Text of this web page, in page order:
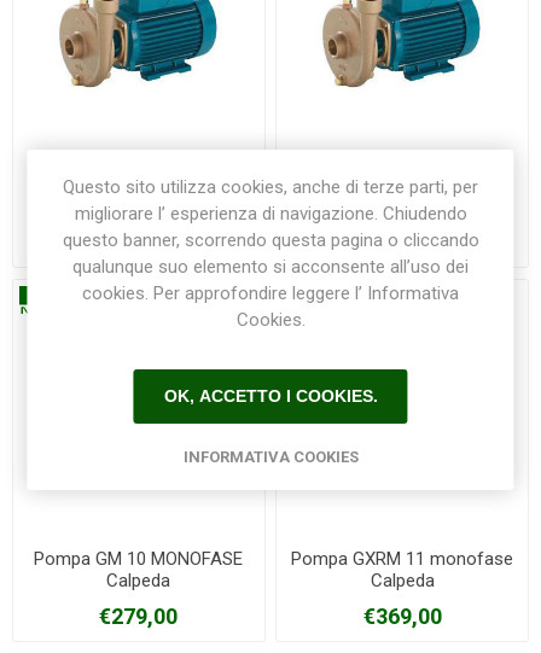
Pompa BCM 22/A 0,55 kW
Calpeda
€780,00
Pompa BCM 22/A/B 0,55
kW Calpeda
€895,00
Pompa GM 10 MONOFASE
Calpeda
€279,00
Pompa GXRM 11 monofase
Calpeda
€369,00
Questo sito utilizza cookies, anche di terze parti, per
migliorare l’ esperienza di navigazione. Chiudendo
questo banner, scorrendo questa pagina o cliccando
qualunque suo elemento si acconsente all’uso dei
cookies. Per approfondire leggere l’ Informativa
Cookies.
OK, ACCETTO I COOKIES.
INFORMATIVA COOKIES